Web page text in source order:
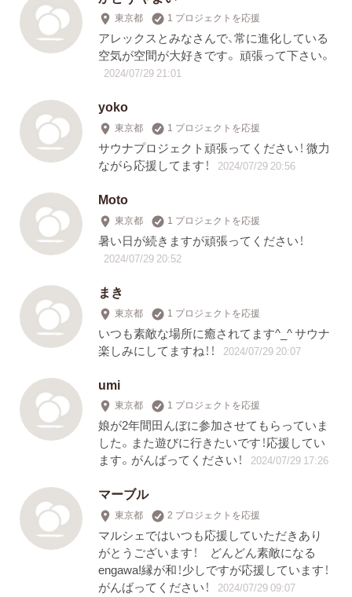
東京都 1 プロジェクトを応援
アレックスとみなさんで、常に進化している
空気が空間が大好きです。 頑張って下さい。
2024/07/29 21:01
yoko
東京都 1 プロジェクトを応援
サウナプロジェクト頑張ってください！ 微力
ながら応援してます！
2024/07/29 20:56
Moto
東京都 1 プロジェクトを応援
暑い日が続きますが頑張ってください！
2024/07/29 20:52
まき
東京都 1 プロジェクトを応援
いつも素敵な場所に癒されてます^_^ サウナ
楽しみにしてますね！！
2024/07/29 20:07
umi
東京都 1 プロジェクトを応援
娘が2年間田んぼに参加させてもらっていま
した。また遊びに行きたいです！応援してい
ます。がんばってください！
2024/07/29 17:26
マーブル
東京都 2 プロジェクトを応援
マルシェではいつも応援していただきあり
がとうございます！ どんどん素敵になる
engawa!縁が和！少しですが応援しています！
がんばってください！
2024/07/29 09:07